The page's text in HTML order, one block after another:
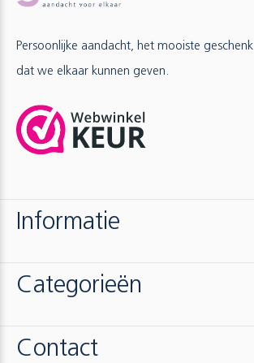
Persoonlijke aandacht, het mooiste geschenk
dat we elkaar kunnen geven.
Informatie
Categorieën
Contact